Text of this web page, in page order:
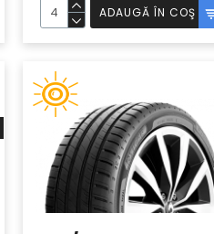
ADAUGĂ ÎN COŞ